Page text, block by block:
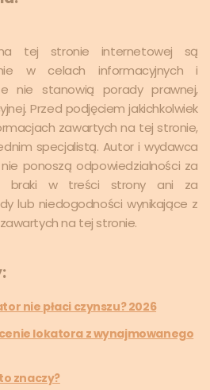
tej stronie internetowej są
w celach informacyjnych i
nie stanowią porady prawnej,
Przed podjęciem jakichkolwiek
zawartych na tej stronie,
specjalistą. Autor i wydawca
ponoszą odpowiedzialności za
braki w treści strony ani za
lub niedogodności wynikające z
na tej stronie.
nie płaci czynszu? 2026
lokatora z wynajmowanego
znaczy?